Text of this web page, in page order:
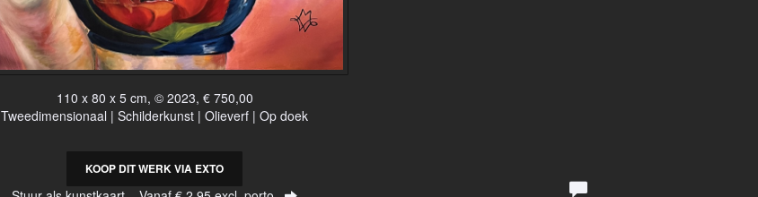
110 x 80 x 5 cm, © 2023, € 750,00
Tweedimensionaal | Schilderkunst | Olieverf | Op doek
KOOP DIT WERK VIA EXTO